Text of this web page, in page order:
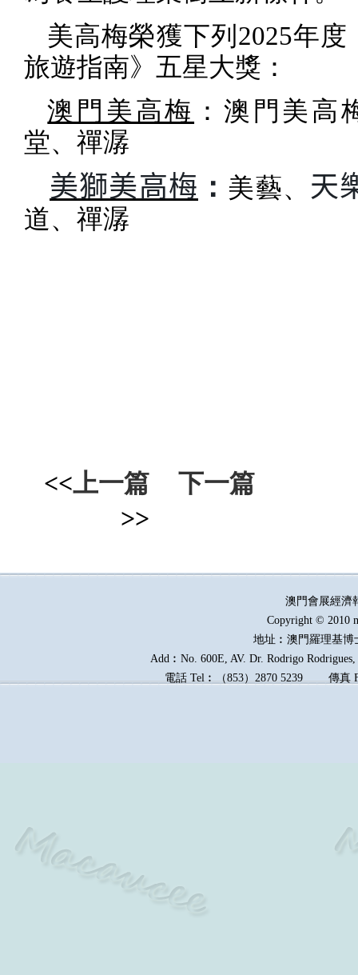
美高梅榮獲下列 2025年度
旅遊指南》五星大獎：
澳門美高梅 ：澳門美高
堂、禪潺
美獅美高梅 ： 美藝、 天
道、禪潺
<<上一篇
下一篇
>>
澳門會展經
Copyright © 2010
地址︰澳門羅理基博
Add︰No. 600E, AV. Dr. Rodrigo
電話 Tel︰（853）2870 5239傳真